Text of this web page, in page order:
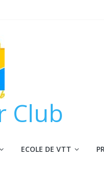
Club
ECOLE DE VTT